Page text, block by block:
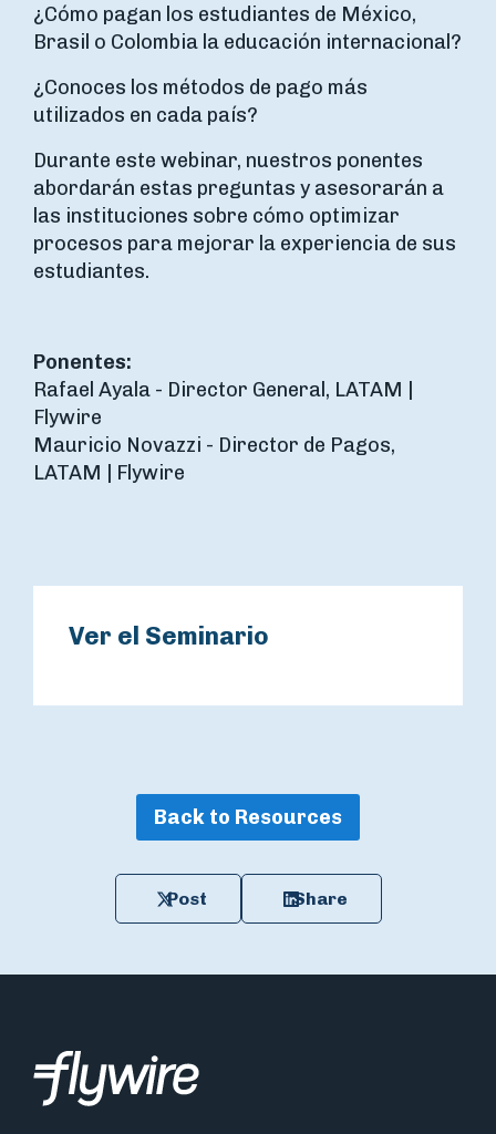
¿Cómo pagan los estudiantes de México,
Brasil o Colombia la educación internacional?
¿Conoces los métodos de pago más
utilizados en cada país?
Durante este webinar, nuestros ponentes
abordarán estas preguntas y asesorarán a
las instituciones sobre cómo optimizar
procesos para mejorar la experiencia de sus
estudiantes.
Ponentes:
Rafael Ayala - Director General, LATAM |
Flywire
Mauricio Novazzi - Director de Pagos,
LATAM | Flywire
Ver el Seminario
Back to Resources
Post Share